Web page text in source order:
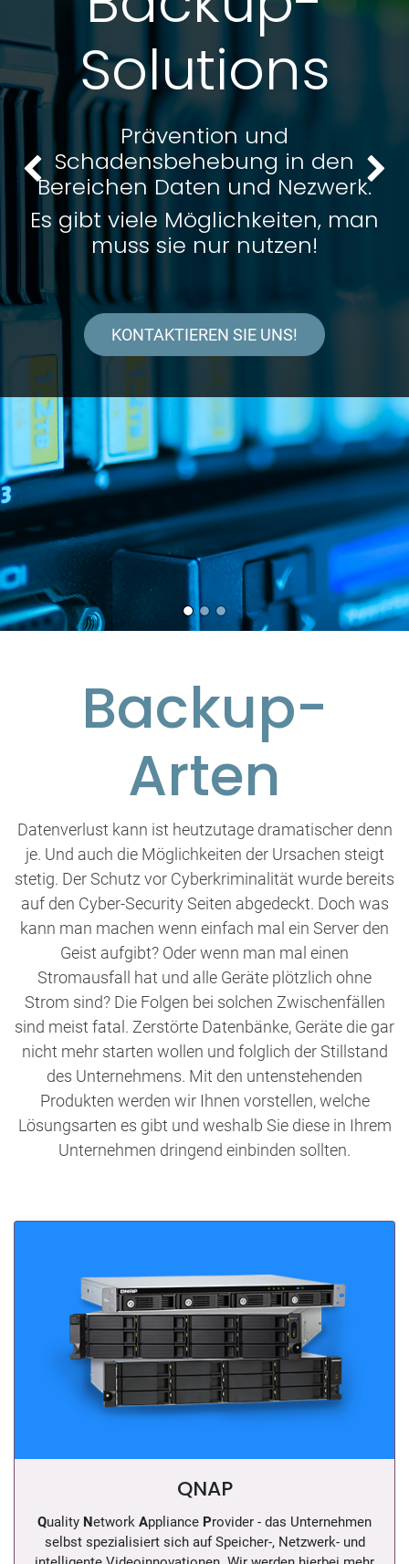
Solutions
Prävention und
Schadensbehebung in den
Bereichen Daten und Nezwerk.
Es gibt viele Möglichkeiten, man
muss sie nur nutzen!
KONTAKTIEREN SIE UNS!
Bisherige
Backup-
Arten
Datenverlust kann ist heutzutage dramatischer denn
je. Und auch die Möglichkeiten der Ursachen steigt
stetig. Der Schutz vor Cyberkriminalität wurde bereits
auf den Cyber-Security Seiten abgedeckt. Doch was
kann man machen wenn einfach mal ein Server den
Geist aufgibt? Oder wenn man mal einen
Stromausfall hat und alle Geräte plötzlich ohne
Strom sind? Die Folgen bei solchen Zwischenfällen
sind meist fatal. Zerstörte Datenbänke, Geräte die gar
nicht mehr starten wollen und folglich der Stillstand
des Unternehmens. Mit den untenstehenden
Produkten werden wir Ihnen vorstellen, welche
Lösungsarten es gibt und weshalb Sie diese in Ihrem
Unternehmen dringend einbinden sollten.
QNAP
Quality Network Appliance Provider - das Unternehmen
selbst spezialisiert sich auf Speicher-, Netzwerk- und